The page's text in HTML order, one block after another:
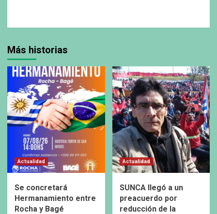
Más historias
Actualidad
Se concretará
Hermanamiento entre
Rocha y Bagé
Actualidad
SUNCA llegó a un
preacuerdo por
reducción de la